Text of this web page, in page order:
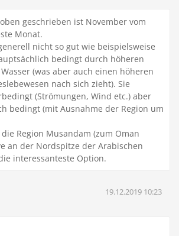
geschrieben ist November vom
Monat.
nicht so gut wie beispielsweise
bedingt durch höheren
(was aber auch einen höheren
nach sich zieht). Sie
(Strömungen, Wind etc.) aber
bedingt (mit Ausnahme der Region um
Region Musandam (zum Oman
an der Nordspitze der Arabischen
interessanteste Option.
19.12.2019 10:23